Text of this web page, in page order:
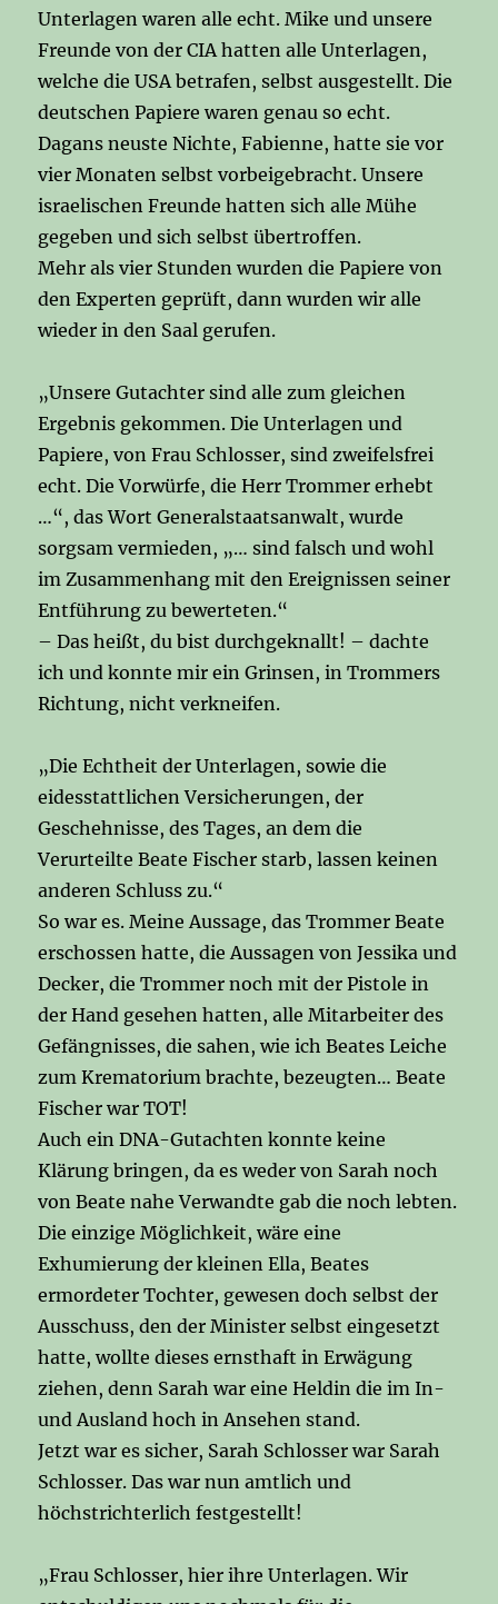
Unterlagen waren alle echt. Mike und unsere
Freunde von der CIA hatten alle Unterlagen,
welche die USA betrafen, selbst ausgestellt. Die
deutschen Papiere waren genau so echt.
Dagans neuste Nichte, Fabienne, hatte sie vor
vier Monaten selbst vorbeigebracht. Unsere
israelischen Freunde hatten sich alle Mühe
gegeben und sich selbst übertroffen.
Mehr als vier Stunden wurden die Papiere von
den Experten geprüft, dann wurden wir alle
wieder in den Saal gerufen.
„Unsere Gutachter sind alle zum gleichen
Ergebnis gekommen. Die Unterlagen und
Papiere, von Frau Schlosser, sind zweifelsfrei
echt. Die Vorwürfe, die Herr Trommer erhebt
…“, das Wort Generalstaatsanwalt, wurde
sorgsam vermieden, „… sind falsch und wohl
im Zusammenhang mit den Ereignissen seiner
Entführung zu bewerteten.“
– Das heißt, du bist durchgeknallt! – dachte
ich und konnte mir ein Grinsen, in Trommers
Richtung, nicht verkneifen.
„Die Echtheit der Unterlagen, sowie die
eidesstattlichen Versicherungen, der
Geschehnisse, des Tages, an dem die
Verurteilte Beate Fischer starb, lassen keinen
anderen Schluss zu.“
So war es. Meine Aussage, das Trommer Beate
erschossen hatte, die Aussagen von Jessika und
Decker, die Trommer noch mit der Pistole in
der Hand gesehen hatten, alle Mitarbeiter des
Gefängnisses, die sahen, wie ich Beates Leiche
zum Krematorium brachte, bezeugten… Beate
Fischer war TOT!
Auch ein DNA-Gutachten konnte keine
Klärung bringen, da es weder von Sarah noch
von Beate nahe Verwandte gab die noch lebten.
Die einzige Möglichkeit, wäre eine
Exhumierung der kleinen Ella, Beates
ermordeter Tochter, gewesen doch selbst der
Ausschuss, den der Minister selbst eingesetzt
hatte, wollte dieses ernsthaft in Erwägung
ziehen, denn Sarah war eine Heldin die im In-
und Ausland hoch in Ansehen stand.
Jetzt war es sicher, Sarah Schlosser war Sarah
Schlosser. Das war nun amtlich und
höchstrichterlich festgestellt!
„Frau Schlosser, hier ihre Unterlagen. Wir